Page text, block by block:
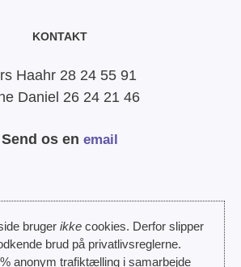
KONTAKT
Haahr 28 24 55 91
Daniel 26 24 21 46
Send os en email
bruger ikkecookies. Derfor slipper
brud på privatlivsreglerne.
anonym trafiktælling i samarbejde